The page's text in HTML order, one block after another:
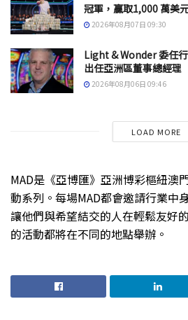
冠軍，贏取1,000 萬美
2026年08月07日 09:30
Light & Wonder 委任
出任亞洲區董事總經理
2026年08月06日 09:46
LOAD MORE
MAD是《亞博匯》亞洲博彩樞紐澳
動系列。每場MAD都會邀請行業中
讓他們與希望結交的人在輕鬆友好
的活動都將在不同的地點舉辦。